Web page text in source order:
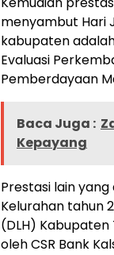
menyambut Hari
kabupaten
Evaluasi
Pemberdayaan
Baca Juga :
Kepayang
Prestasi lain
Kelurahan tahun
(DLH)
oleh CSR Bank